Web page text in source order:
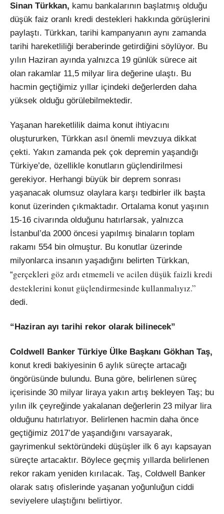
Sinan Türkkan, kamu bankalarının başlatmış olduğu
düşük faiz oranlı kredi destekleri hakkında görüşlerini
paylaştı. Türkkan, tarihi kampanyanın aynı zamanda
tarihi hareketliliği beraberinde getirdiğini söylüyor. Bu
yılın Haziran ayında yalnızca 19 günlük sürece ait
olan rakamlar 11,5 milyar lira değerine ulaştı. Bu
hacmin geçtiğimiz yıllar içindeki değerlerden daha
yüksek olduğu görülebilmektedir.
Yaşanan hareketlilik daima konut ihtiyacını
oluştururken, Türkkan asıl önemli mevzuya dikkat
çekti. Yakın zamanda pek çok depremin yaşandığı
Türkiye’de, özellikle konutların güçlendirilmesi
gerekiyor. Herhangi büyük bir deprem sonrası
yaşanacak olumsuz olaylara karşı tedbirler ilk başta
konut üzerinden çıkmaktadır. Ortalama konut yaşının
15-16 civarında olduğunu hatırlarsak, yalnızca
İstanbul’da 2000 öncesi yapılmış binaların toplam
rakamı 554 bin olmuştur. Bu konutlar üzerinde
milyonlarca insanın yaşadığını belirten Türkkan,
“gerçekleri göz ardı etmemeli ve acilen düşük faizli kredi
desteklerini konut güçlendirmesinde kullanmalıyız.”
dedi.
“Haziran ayı tarihi rekor olarak bilinecek”
Coldwell Banker Türkiye Ülke Başkanı Gökhan Taş,
konut kredi bakiyesinin 6 aylık süreçte artacağı
öngörüsünde bulundu. Buna göre, belirlenen süreç
içerisinde 30 milyar liraya yakın artış bekleyen Taş; bu
yılın ilk çeyreğinde yakalanan değerlerin 23 milyar lira
olduğunu hatırlatıyor. Belirlenen hacmin daha önce
geçtiğimiz 2017’de yaşandığını varsayarak,
gayrimenkul sektöründeki düşüşler ilk 6 ayı kapsayan
süreçte artacaktır. Böylece geçmiş yıllarda belirlenen
rekor rakam yeniden kırılacak. Taş, Coldwell Banker
olarak satış ofislerinde yaşanan yoğunluğun ciddi
seviyelere ulaştığını belirtiyor.